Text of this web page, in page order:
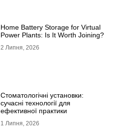
Home Battery Storage for Virtual
Power Plants: Is It Worth Joining?
2 Липня, 2026
Стоматологічні установки:
сучасні технології для
ефективної практики
1 Липня, 2026